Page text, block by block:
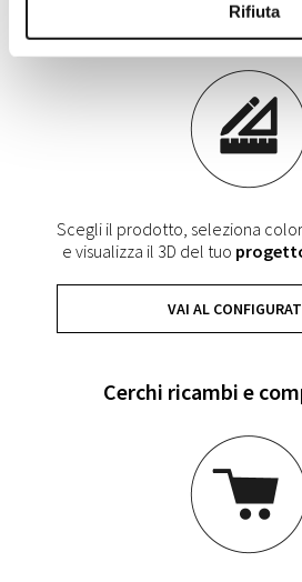
Rifiuta
Scegli e configura il
Scegli il prodotto, seleziona
e visualizza il 3D del tuo
VAI AL
Cerchi ricambi e